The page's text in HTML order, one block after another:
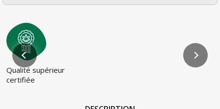
Qualité supérieur
certifiée